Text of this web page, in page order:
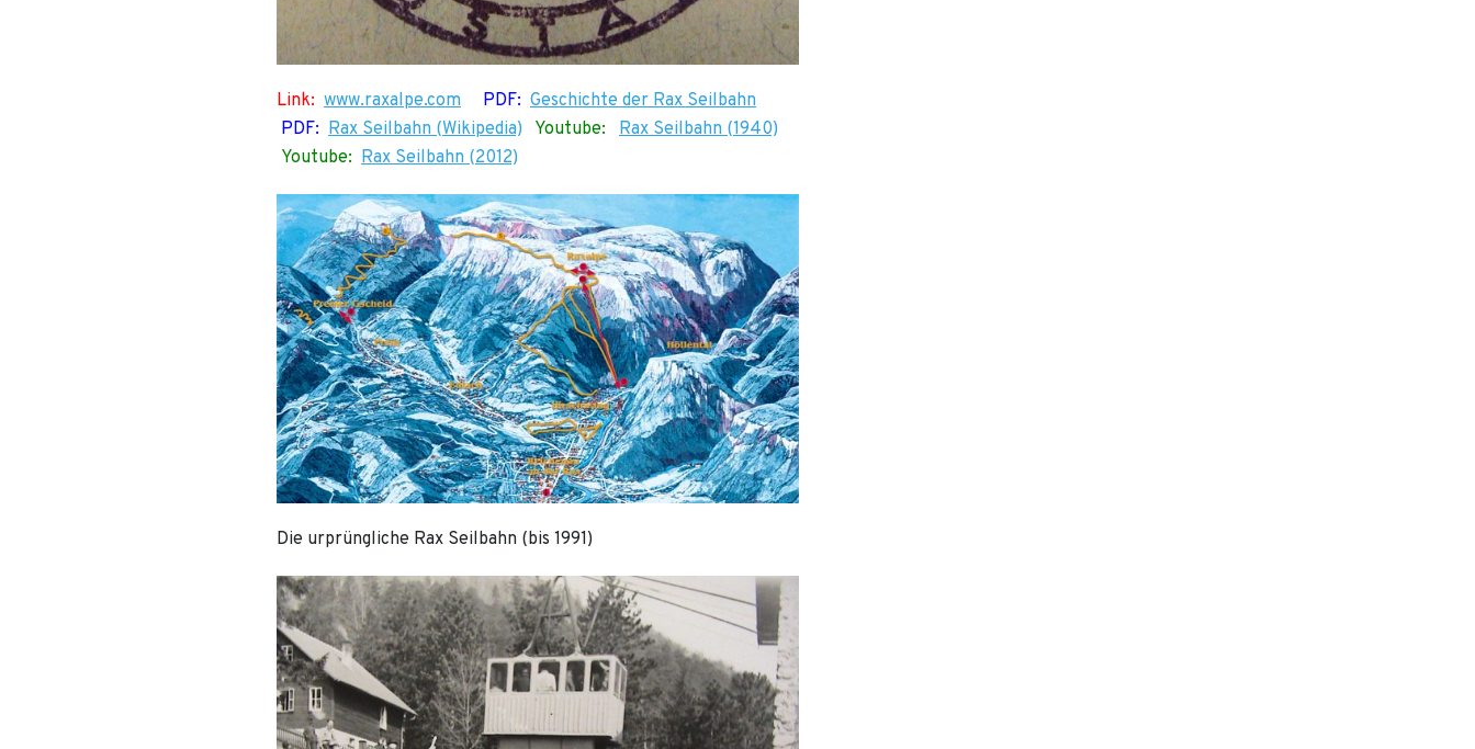
Link: www.raxalpe.com PDF: Geschichte der Rax Seilbahn
PDF: Rax Seilbahn (Wikipedia) Youtube:
Rax Seilbahn (1940)
Youtube: Rax Seilbahn (2012)
Die urprüngliche Rax Seilbahn (bis 1991)